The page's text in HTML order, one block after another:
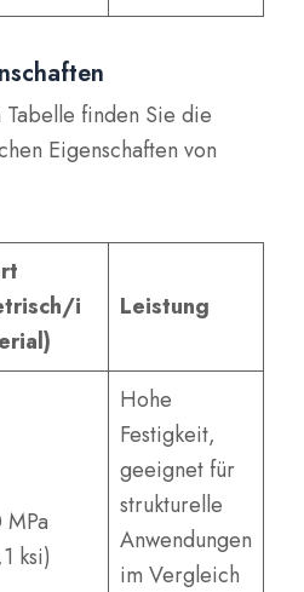
finden Sie die
Eigenschaften von
i
Leistung
ksi)
Hohe
Festigkeit,
geeignet für
strukturelle
Anwendungen
im Vergleich